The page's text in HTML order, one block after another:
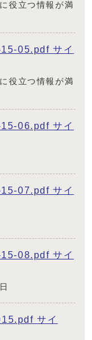
役立つ情報が満
05.pdf サイ
役立つ情報が満
06.pdf サイ
07.pdf サイ
08.pdf サイ
サイ